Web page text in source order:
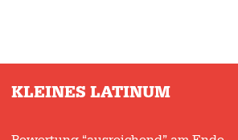
KLEINES LATINUM